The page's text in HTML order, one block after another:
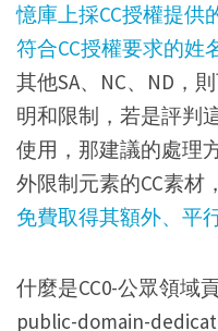
憶庫上採CC授權提供
符合CC授權要求的姓
其他SA、NC、ND，
明和限制，若是評判
使用，那建議的處理
外限制元素的CC素材
免費取得其額外、平
什麼是CC0-公眾領域
public-domain-